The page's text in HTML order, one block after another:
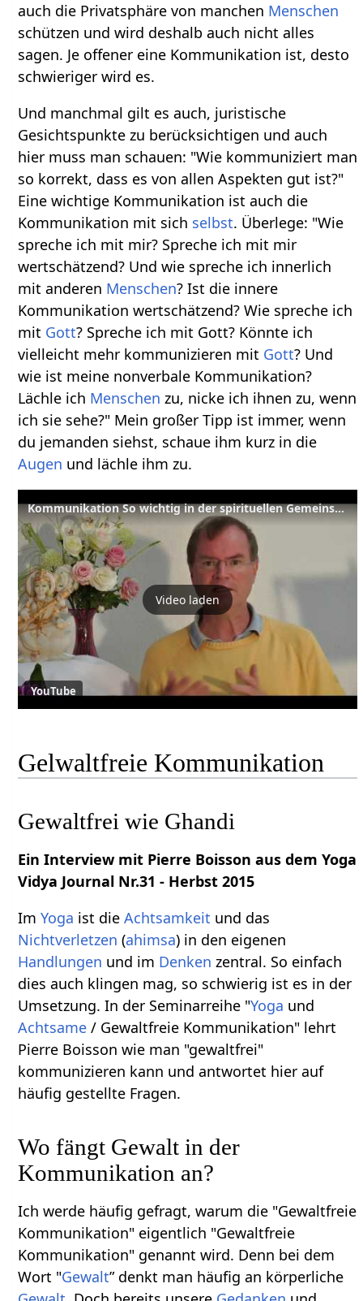
auch die Privatsphäre von manchen Menschen
schützen und wird deshalb auch nicht alles
sagen. Je offener eine Kommunikation ist, desto
schwieriger wird es.
Und manchmal gilt es auch, juristische
Gesichtspunkte zu berücksichtigen und auch
hier muss man schauen: "Wie kommuniziert man
so korrekt, dass es von allen Aspekten gut ist?"
Eine wichtige Kommunikation ist auch die
Kommunikation mit sich selbst. Überlege: "Wie
spreche ich mit mir? Spreche ich mit mir
wertschätzend? Und wie spreche ich innerlich
mit anderen Menschen? Ist die innere
Kommunikation wertschätzend? Wie spreche ich
mit Gott? Spreche ich mit Gott? Könnte ich
vielleicht mehr kommunizieren mit Gott? Und
wie ist meine nonverbale Kommunikation?
Lächle ich Menschen zu, nicke ich ihnen zu, wenn
ich sie sehe?" Mein großer Tipp ist immer, wenn
du jemanden siehst, schaue ihm kurz in die
Augen und lächle ihm zu.
Kommunikation So wichtig in der spirituellen Gemeinschaft
Video laden
YouTube
Gelwaltfreie Kommunikation
Gewaltfrei wie Ghandi
Ein Interview mit Pierre Boisson aus dem Yoga
Vidya Journal Nr.31 - Herbst 2015
ImYoga ist dieAchtsamkeit und das
Nichtverletzen (ahimsa) in den eigenen
Handlungen und im Denken zentral. So einfach
dies auch klingen mag, so schwierig ist es in der
Umsetzung. In der Seminarreihe "Yoga und
Achtsame / Gewaltfreie Kommunikation" lehrt
Pierre Boisson wie man "gewaltfrei"
kommunizieren kann und antwortet hier auf
häufig gestellte Fragen.
Wo fängt Gewalt in der
Kommunikation an?
Ich werde häufig gefragt, warum die "Gewaltfreie
Kommunikation" eigentlich "Gewaltfreie
Kommunikation" genannt wird. Denn bei dem
Wort "Gewalt” denkt man häufig an körperliche